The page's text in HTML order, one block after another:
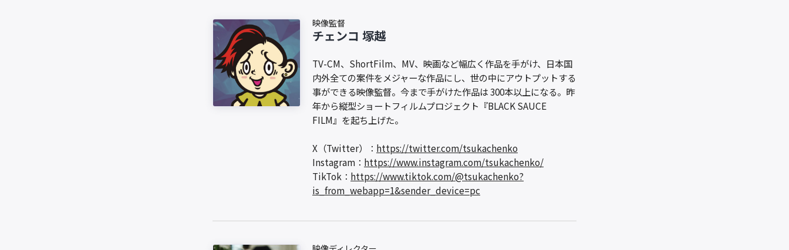
映像監督
チェンコ 塚越
TV-CM、ShortFilm、MV、映画など幅広く作品を手がけ、日本国
内外全ての案件をメジャーな作品にし、世の中にアウトプットする
事ができる映像監督。今まで手がけた作品は 300本以上になる。昨
年から縦型ショートフィルムプロジェクト『BLACK SAUCE
FILM』を起ち上げた。
X（Twitter）： https://twitter.com/tsukachenko
Instagram： https://www.instagram.com/tsukachenko/
TikTok： https://www.tiktok.com/@tsukachenko?
is_from_webapp=1&sender_device=pc